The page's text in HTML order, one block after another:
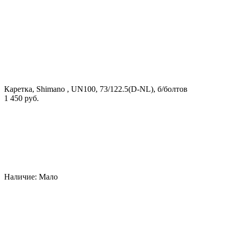
Каретка, Shimano , UN100, 73/122.5(D-NL), б/болтов
1 450 руб.
Наличие: Мало